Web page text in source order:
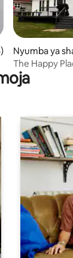
wastani wa
Nyumba ya
New Glasgow
The Happy
Living Space